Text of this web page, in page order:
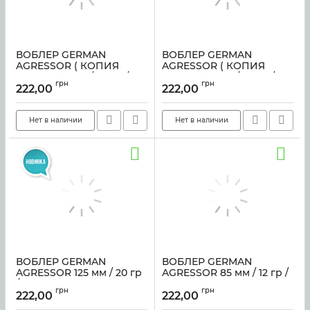
ВОБЛЕР GERMAN
AGRESSOR ( КОПИЯ
HALKO)125 мм / 20 гр /
C018 цвет
Артикул: 4191
222,00 грн
Нет в наличии
ВОБЛЕР GERMAN
AGRESSOR ( КОПИЯ
HALKO)125 мм / 20 гр /
C444 цвет sf-4190
Артикул: 4190
222,00 грн
Нет в наличии
ВОБЛЕР GERMAN
AGRESSOR 125 мм / 20 гр
/ C205
Артикул: 2968
222,00 грн
ВОБЛЕР GERMAN
AGRESSOR 85 мм / 12 гр /
Артикул: sf-1051
222,00 грн